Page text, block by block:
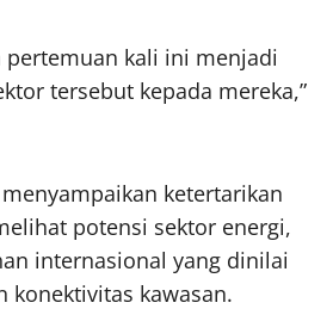
pertemuan kali ini menjadi
tersebut kepada mereka,”
ketertarikan
potensi sektor energi,
internasional yang dinilai
kawasan.